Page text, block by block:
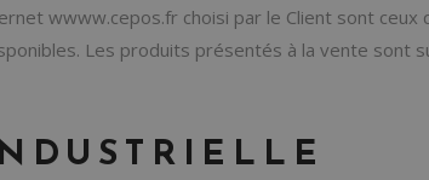
wwww.cepos.fr choisi par le Client sont
Les produits présentés à la vente sont